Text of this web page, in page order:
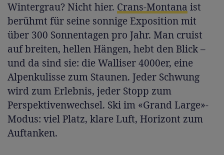
Wintergrau? Nicht hier. Crans-Montana ist
berühmt für seine sonnige Exposition mit
über 300 Sonnentagen pro Jahr. Man cruist
auf breiten, hellen Hängen, hebt den Blick –
und da sind sie: die Walliser 4000er, eine
Alpenkulisse zum Staunen. Jeder Schwung
wird zum Erlebnis, jeder Stopp zum
Perspektivenwechsel. Ski im «Grand Large»-
Modus: viel Platz, klare Luft, Horizont zum
Auftanken.